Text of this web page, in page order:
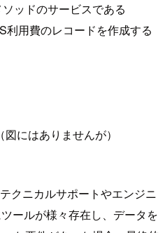
ッドのサービスである
利用費のレコードを作成する
にはありませんが）
クニカルサポートやエンジニ
ールが様々存在し、データを